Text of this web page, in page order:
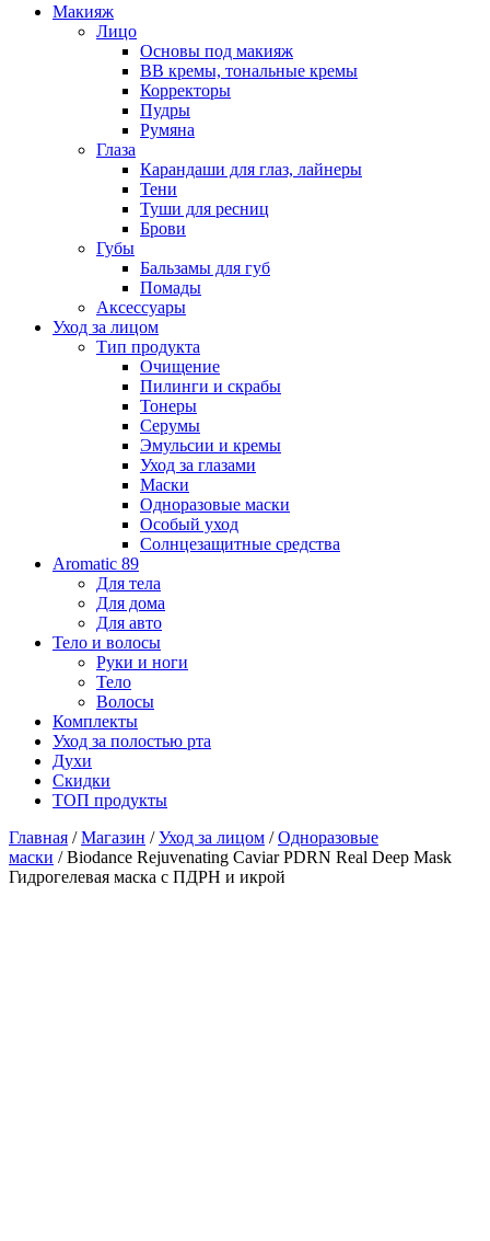
Макияж
Лицо
Основы под макияж
BB кремы, тональные кремы
Корректоры
Пудры
Румяна
Глаза
Карандаши для глаз, лайнеры
Тени
Туши для ресниц
Брови
Губы
Бальзамы для губ
Помады
Аксессуары
Уход за лицом
Тип продукта
Очищение
Пилинги и скрабы
Тонеры
Серумы
Эмульсии и кремы
Уход за глазами
Маски
Одноразовые маски
Особый уход
Солнцезащитные средства
Aromatic 89
Для тела
Для дома
Для авто
Тело и волосы
Руки и ноги
Тело
Волосы
Комплекты
Уход за полостью рта
Духи
Скидки
ТОП продукты
Главная /Магазин /Уход за лицом /Одноразовые
маски / Biodance Rejuvenating Caviar PDRN Real Deep Mask
Гидрогелевая маска с ПДРН и икрой